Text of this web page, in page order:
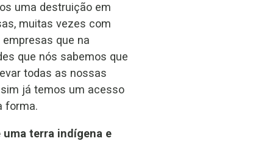
uma destruição em
muitas vezes com
que na
que nós sabemos que
todas as nossas
já temos um acesso
forma.
uma terra indígena e